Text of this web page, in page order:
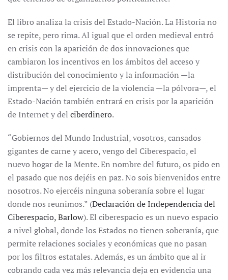
El libro analiza la crisis del Estado-Nación. La Historia no
se repite, pero rima. Al igual que el orden medieval entró
en crisis con la aparición de dos innovaciones que
cambiaron los incentivos en los ámbitos del acceso y
distribución del conocimiento y la información —la
imprenta— y del ejercicio de la violencia —la pólvora—, el
Estado-Nación también entrará en crisis por la aparición
de Internet y del ciberdinero.
“Gobiernos del Mundo Industrial, vosotros, cansados
gigantes de carne y acero, vengo del Ciberespacio, el
nuevo hogar de la Mente. En nombre del futuro, os pido en
el pasado que nos dejéis en paz. No sois bienvenidos entre
nosotros. No ejercéis ninguna soberanía sobre el lugar
donde nos reunimos.” (Declaración de Independencia del
Ciberespacio, Barlow). El ciberespacio es un nuevo espacio
a nivel global, donde los Estados no tienen soberanía, que
permite relaciones sociales y económicas que no pasan
por los filtros estatales. Además, es un ámbito que al ir
cobrando cada vez más relevancia deja en evidencia una